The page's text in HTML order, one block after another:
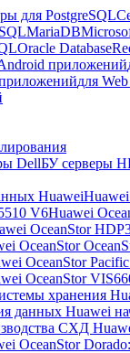
для PostgreSQL
MariaDB
Oracle Database
приложений
для
DellБУ серверы
Huawei
V6Huawei
OceanStor
OceanStor
OceanStor
OceanStor
хранения
данных Huawei
СХД
OceanStor